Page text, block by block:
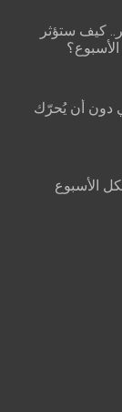
كيف ستؤثر
الأسبوع؟
دون أن يُحرّك
الأسبوع